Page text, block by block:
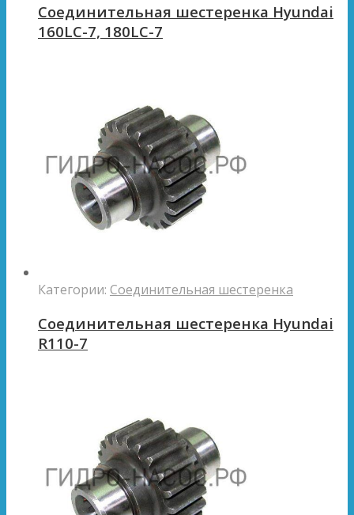
Соединительная шестеренка Hyundai
160LC-7, 180LC-7
Категории: Соединительная шестеренка
Соединительная шестеренка Hyundai
R110-7